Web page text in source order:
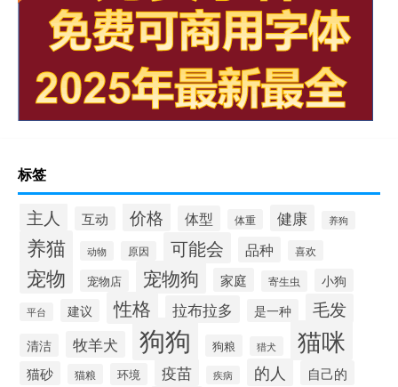
标签
主人 互动 价格 体型 体重 健康 养狗
养猫 动物 原因 可能会 品种 喜欢
宠物 宠物店 宠物狗 家庭 寄生虫 小狗
平台 建议 性格 拉布拉多 是一种 毛发
清洁 牧羊犬 狗狗 狗粮 猎犬 猫咪
猫砂 猫粮 环境 疫苗 疾病 的人 自己的